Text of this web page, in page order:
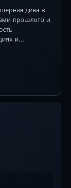
дива в
прошлого и
и